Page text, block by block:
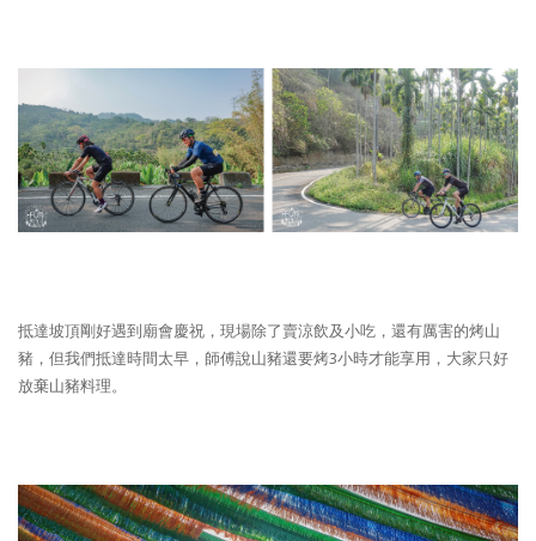
抵達坡頂剛好遇到廟會慶祝，現場除了賣涼飲及小吃，還有厲害的烤山
豬，但我們抵達時間太早，師傅說山豬還要烤3小時才能享用，大家只好
放棄山豬料理。